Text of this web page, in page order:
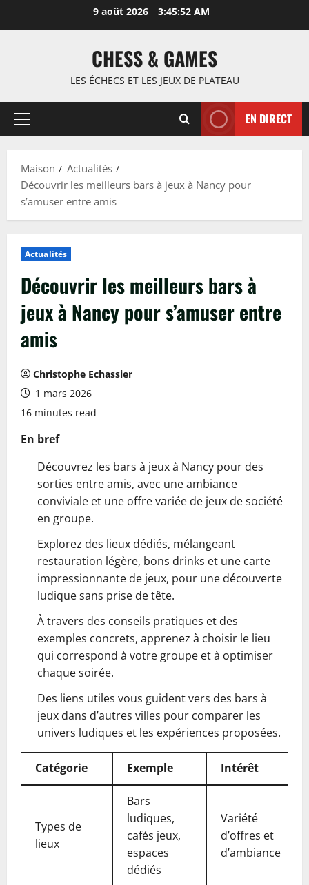
9 août 2026 3:45:53 AM
CHESS & GAMES
LES ÉCHECS ET LES JEUX DE PLATEAU
Menu
EN DIRECT
Maison
Actualités
Découvrir les meilleurs bars à jeux à Nancy pour
s’amuser entre amis
Actualités
Découvrir les meilleurs bars à
jeux à Nancy pour s’amuser entre
amis
Christophe Echassier
1 mars 2026
16 minutes read
En bref
Découvrez les bars à jeux à Nancy pour des
sorties entre amis, avec une ambiance
conviviale et une offre variée de jeux de société
en groupe.
Explorez des lieux dédiés, mélangeant
restauration légère, bons drinks et une carte
impressionnante de jeux, pour une découverte
ludique sans prise de tête.
À travers des conseils pratiques et des
exemples concrets, apprenez à choisir le lieu
qui correspond à votre groupe et à optimiser
chaque soirée.
Des liens utiles vous guident vers des bars à
jeux dans d’autres villes pour comparer les
univers ludiques et les expériences proposées.
Catégorie Exemple Intérêt
Types de
lieux
Bars
ludiques,
cafés jeux,
espaces
dédiés
Variété
d’offres et
d’ambiance